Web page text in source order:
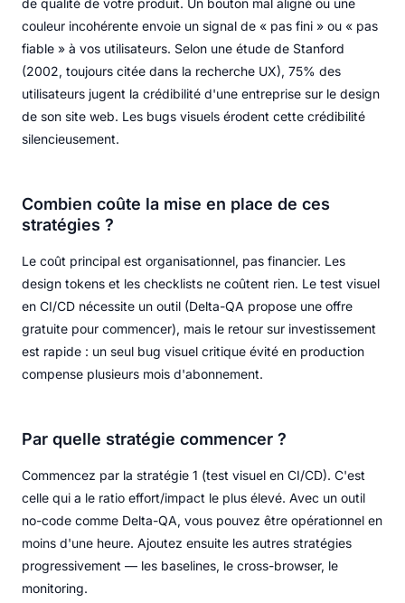
couleur incohérente envoie un signal de « pas fini » ou « pas
fiable » à vos utilisateurs. Selon une étude de Stanford
(2002, toujours citée dans la recherche UX), 75% des
utilisateurs jugent la crédibilité d'une entreprise sur le design
de son site web. Les bugs visuels érodent cette crédibilité
silencieusement.
Combien coûte la mise en place de ces
stratégies ?
Le coût principal est organisationnel, pas financier. Les
design tokens et les checklists ne coûtent rien. Le test visuel
en CI/CD nécessite un outil (Delta-QA propose une offre
gratuite pour commencer), mais le retour sur investissement
est rapide : un seul bug visuel critique évité en production
compense plusieurs mois d'abonnement.
Par quelle stratégie commencer ?
Commencez par la stratégie 1 (test visuel en CI/CD). C'est
celle qui a le ratio effort/impact le plus élevé. Avec un outil
no-code comme Delta-QA, vous pouvez être opérationnel en
moins d'une heure. Ajoutez ensuite les autres stratégies
progressivement — les baselines, le cross-browser, le
monitoring.